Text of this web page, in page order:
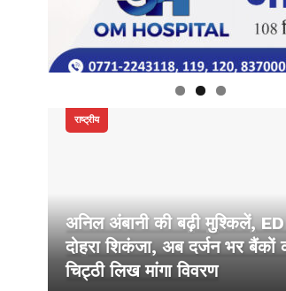
राष्ट्रीय
अनिल अंबानी की बढ़ी मुश्किलें,
दोहरा शिकंजा, अब दर्जन भर बैंकों
चिट्ठी लिख मांगा विवरण